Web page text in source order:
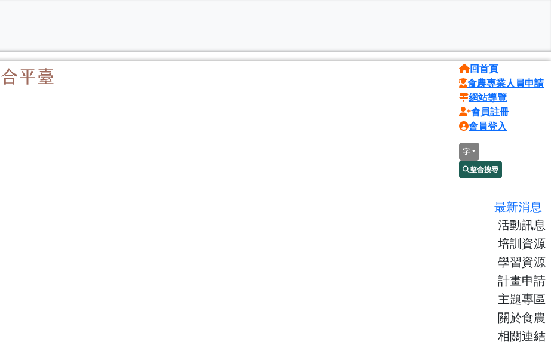
回首頁
食農專業人員申請
網站導覽
會員註冊
會員登入
字
整合搜尋
最新消息
活動訊息
培訓資源
學習資源
計畫申請
主題專區
關於食農
相關連結